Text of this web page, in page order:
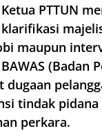
PTTUN
maupun
(Badan
dugaan
tindak
perkara.